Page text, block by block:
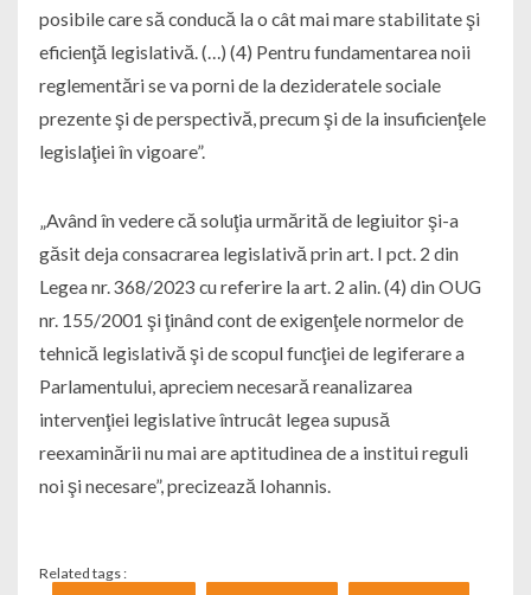
posibile care să conducă la o cât mai mare stabilitate şi
eficienţă legislativă. (…) (4) Pentru fundamentarea noii
reglementări se va porni de la dezideratele sociale
prezente şi de perspectivă, precum şi de la insuficienţele
legislaţiei în vigoare”.
„Având în vedere că soluţia urmărită de legiuitor şi-a
găsit deja consacrarea legislativă prin art. I pct. 2 din
Legea nr. 368/2023 cu referire la art. 2 alin. (4) din OUG
nr. 155/2001 şi ţinând cont de exigenţele normelor de
tehnică legislativă şi de scopul funcţiei de legiferare a
Parlamentului, apreciem necesară reanalizarea
intervenţiei legislative întrucât legea supusă
reexaminării nu mai are aptitudinea de a institui reguli
noi şi necesare”, precizează Iohannis.
Related tags :